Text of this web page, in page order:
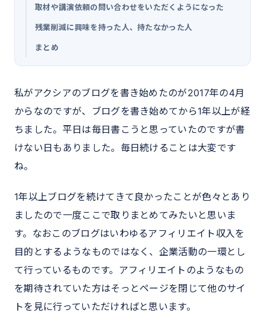
取材や講演依頼の問い合わせをいただくようになった
残業削減に興味を持った人、持たなかった人
まとめ
私がアクシアのブログを書き始めたのが2017年の4月
からなのですが、ブログを書き始めてから1年以上が経
ちました。平日は毎日書こうと思っていたのですが書
けない日もありました。毎日続けることは大変です
ね。
1年以上ブログを続けてきて良かったことが色々とあり
ましたので一度ここで取りまとめてみたいと思いま
す。なおこのブログはいわゆるアフィリエイト収入を
目的とするようなものではなく、企業活動の一環とし
て行っているものです。アフィリエイトのようなもの
を期待されていた方はそっとページを閉じて他のサイ
トを見に行っていただければと思います。